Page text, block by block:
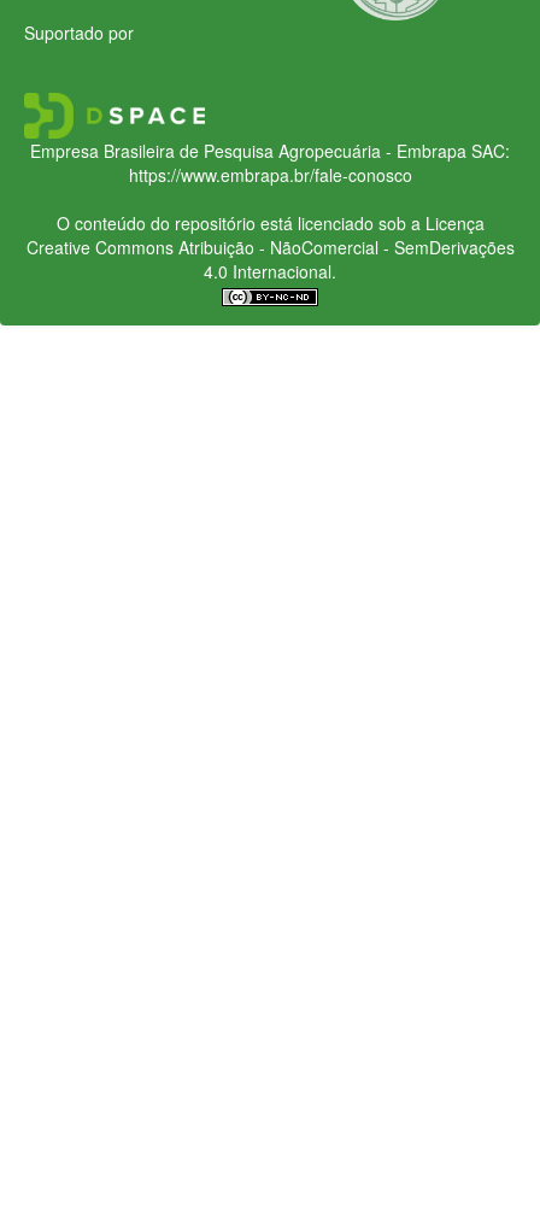
Suportado por
Empresa Brasileira de Pesquisa Agropecuária - Embrapa SAC:
https://www.embrapa.br/fale-conosco
O conteúdo do repositório está licenciado sob a Licença
Creative CommonsAtribuição - NãoComercial - SemDerivações
4.0 Internacional.